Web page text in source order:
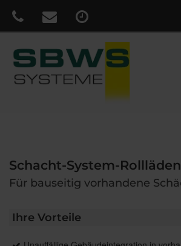
Schacht-System-Rollläden
Für bauseitig vorhandene
Ihre Vorteile